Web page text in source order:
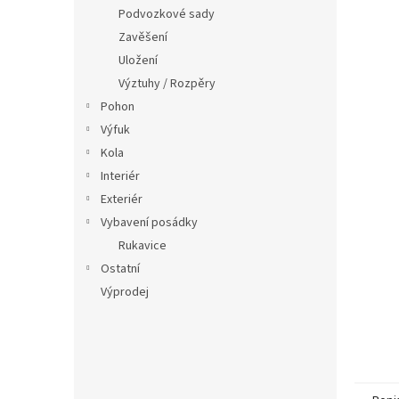
Podvozkové sady
Zavěšení
Uložení
Výztuhy / Rozpěry
Pohon
Výfuk
Kola
Interiér
Exteriér
Vybavení posádky
Rukavice
Ostatní
Výprodej